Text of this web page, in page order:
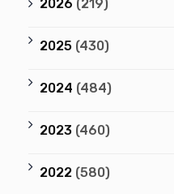
2026 (219)
2025 (430)
2024 (484)
2023 (460)
2022 (580)